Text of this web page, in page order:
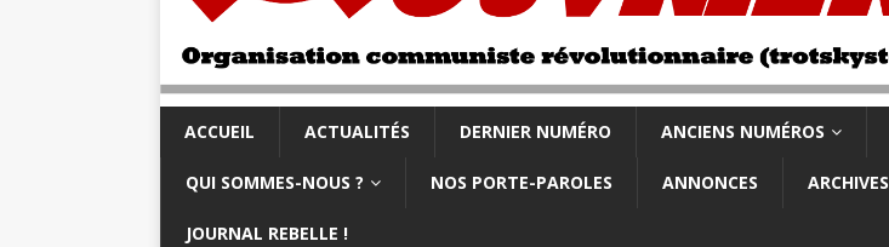
ACCUEIL ACTUALITÉS DERNIER NUMÉRO ANCIENS NUMÉROS
QUI SOMMES-NOUS ? NOS PORTE-PAROLES ANNONCES ARCHIVES
JOURNAL REBELLE !